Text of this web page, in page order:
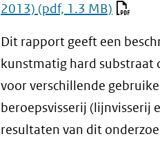
2013) (pdf, 1.3 MB)
Dit rapport geeft een
kunstmatig hard substraat
voor verschillende
beroepsvisserij (lijnvisserij
resultaten van dit